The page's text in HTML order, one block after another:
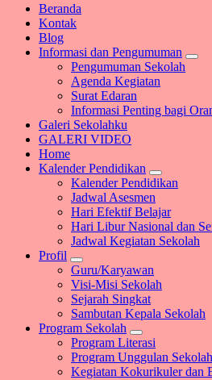
Beranda
Kontak
Blog
Informasi dan Pengumuman
Pengumuman Sekolah
Agenda Kegiatan
Surat Edaran
Informasi Penting bagi
Galeri Sekolahku
GALERI VIDEO
Home
Kalender Pendidikan
Kalender Pendidikan
Jadwal Asesmen
Hari Efektif Belajar
Hari Libur Nasional dan
Jadwal Kegiatan Sekolah
Profil
Guru/Karyawan
Visi-Misi Sekolah
Sejarah Singkat
Sambutan Kepala Sekolah
Program Sekolah
Program Literasi
Program Unggulan Sekolah
Kegiatan Kokurikuler dan